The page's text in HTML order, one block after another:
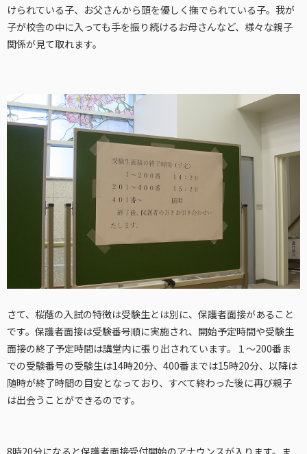
けられている子、お父さんから頭を優しく撫でられている子。我が
子が校舎の中に入っても手を振り続けるお母さんなど、様々な親子
関係が見て取れます。
さて、桜蔭の入試の特徴は受験生とは別に、保護者面接があること
です。保護者面接は受験番号順に実施され、開始予定時間や受験生
面接の終了予定時間は講堂内に張り出されています。１〜200番ま
での受験番号の受験生は14時20分、400番までは15時20分、以降は
随時が終了時間の目安となっており、すべて終わった後に再び親子
は出会うことができるのです。